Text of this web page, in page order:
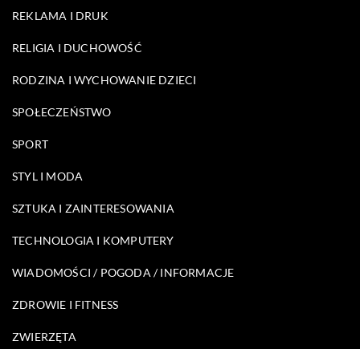
REKLAMA I DRUK
RELIGIA I DUCHOWOŚĆ
RODZINA I WYCHOWANIE DZIECI
SPOŁECZEŃSTWO
SPORT
STYL I MODA
SZTUKA I ZAINTERESOWANIA
TECHNOLOGIA I KOMPUTERY
WIADOMOŚCI / POGODA / INFORMACJE
ZDROWIE I FITNESS
ZWIERZĘTA